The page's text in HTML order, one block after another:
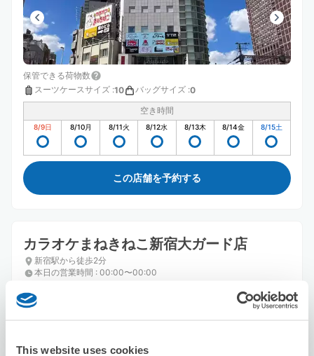
This website uses cookies
保管できる荷物数
スーツケースサイズ :10 バッグサイズ :0
空き時間
8/9日 8/10月 8/11火 8/12水 8/13木 8/14金 8/15土
この店舗を予約する
カラオケまねきねこ新宿大ガード店
新宿駅から徒歩2分
本日の営業時間 : 00:00〜00:00